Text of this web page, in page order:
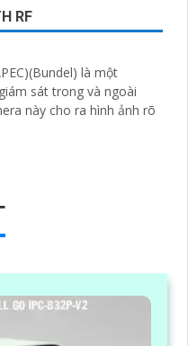
RF
là một
sát trong và ngoài